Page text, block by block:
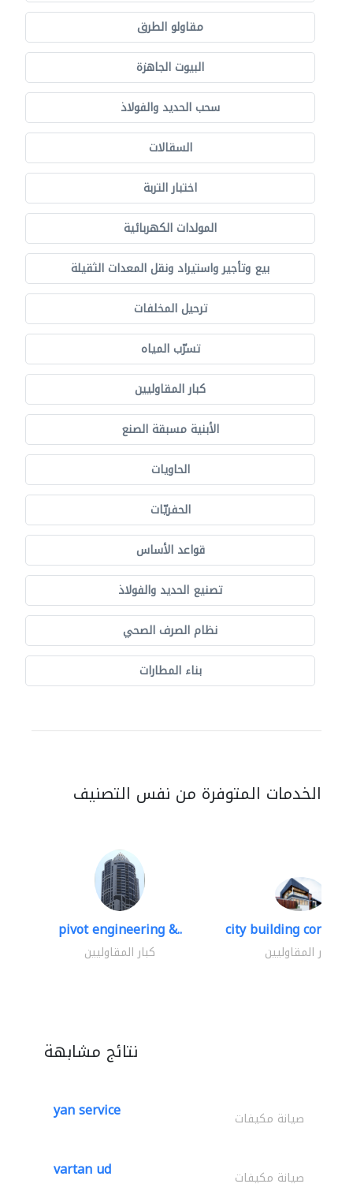
مقاولو الطرق
البيوت الجاهزة
سحب الحديد والفولاذ
السقالات
اختبار التربة
المولدات الكهربائية
بيع وتأجير واستيراد ونقل المعدات الثقيلة
ترحيل المخلفات
تسرّب المياه
كبار المقاوليين
الأبنية مسبقة الصنع
الحاويات
الحفريّات
قواعد الأساس
تصنيع الحديد والفولاذ
نظام الصرف الصحي
بناء المطارات
الخدمات المتوفرة من نفس التصنيف
pivot engineering &..
كبار المقاوليين
city building
كبار المقاوليين
نتائج مشابهة
yan service صيانة مكيفات
vartan ud صيانة مكيفات